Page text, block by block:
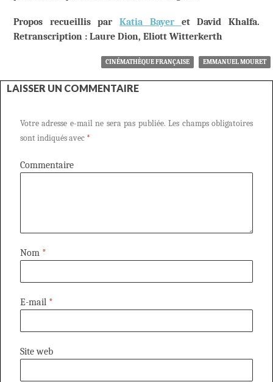
Propos recueillis parKatia Bayer et David Khalfa.
Retranscription : Laure Dion, Eliott Witterkerth
CINÉMATHÈQUE FRANÇAISE EMMANUEL MOURET
LAISSER UN COMMENTAIRE
Votre adresse e-mail ne sera pas publiée. Les champs obligatoires
sont indiqués avec *
Commentaire
Nom *
E-mail *
Site web